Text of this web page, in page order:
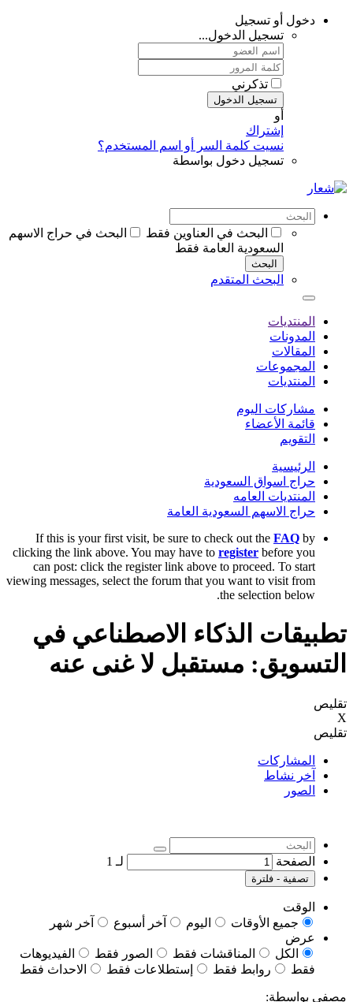
دخول أو تسجيل
تسجيل الدخول...
تذكرني
تسجيل الدخول
أو
إشتراك
نسيت كلمة السر أو اسم المستخدم؟
تسجيل دخول بواسطة
البحث في العناوين فقط
البحث في حراج الاسهم
السعودية العامة فقط
البحث
البحث المتقدم
المنتديات
المدونات
المقالات
المجموعات
المنتديات
مشاركات اليوم
قائمة الأعضاء
التقويم
الرئيسية
حراج اسواق السعودية
المنتديات العامه
حراج الاسهم السعودية العامة
If this is your first visit, be sure to check out the FAQ by
clicking the link above. You may have to register before you
can post: click the register link above to proceed. To start
viewing messages, select the forum that you want to visit from
the selection below.
تطبيقات الذكاء الاصطناعي في
التسويق: مستقبل لا غنى عنه
تقليص
X
تقليص
المشاركات
آخر نشاط
الصور
الصفحة لـ 1
تصفية - فلترة
الوقت
جميع الأوقات
اليوم آخر أسبوع
آخر شهر
عرض
الكل
المناقشات فقط الصور فقط
الفيديوهات
فقط
روابط فقط إستطلاعات فقط الاحداث فقط
مصفى بواسطة: